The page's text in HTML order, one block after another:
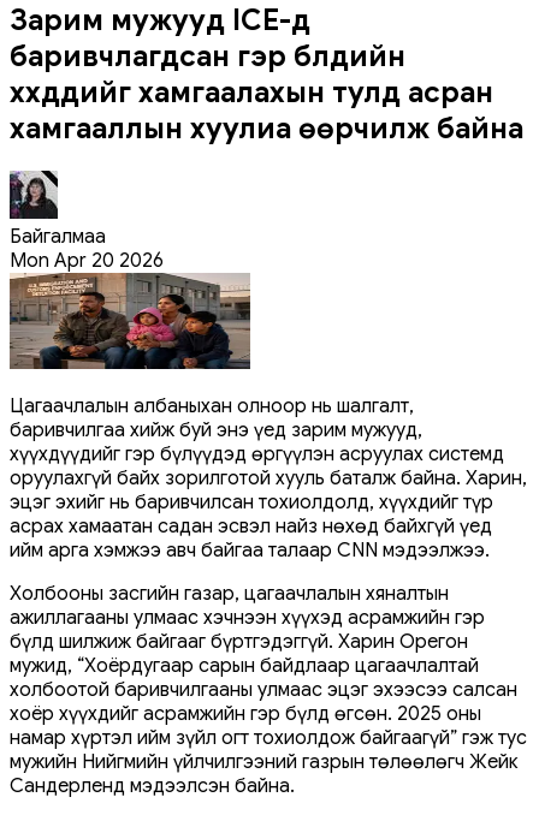
Зарим мужууд ICE-д
баривчлагдсан гэр бүлүүдийн
хүүхдүүдийг хамгаалахын тулд асран
хамгааллын хуулиа өөрчилж байна
Байгалмаа
Mon Apr 20 2026
Цагаачлалын албаныхан олноор нь шалгалт,
баривчилгаа хийж буй энэ үед зарим мужууд,
хүүхдүүдийг гэр бүлүүдэд өргүүлэн асруулах системд
оруулахгүй байх зорилготой хууль баталж байна. Харин,
эцэг эхийг нь баривчилсан тохиолдолд, хүүхдийг түр
асрах хамаатан садан эсвэл найз нөхөд байхгүй үед
ийм арга хэмжээ авч байгаа талаар CNN мэдээлжээ.
Холбооны засгийн газар, цагаачлалын хяналтын
ажиллагааны улмаас хэчнээн хүүхэд асрамжийн гэр
бүлд шилжиж байгааг бүртгэдэггүй. Харин Орегон
мужид, “Хоёрдугаар сарын байдлаар цагаачлалтай
холбоотой баривчилгааны улмаас эцэг эхээсээ салсан
хоёр хүүхдийг асрамжийн гэр бүлд өгсөн. 2025 оны
намар хүртэл ийм зүйл огт тохиолдож байгаагүй” гэж тус
мужийн Нийгмийн үйлчилгээний газрын төлөөлөгч Жейк
Сандерленд мэдээлсэн байна.